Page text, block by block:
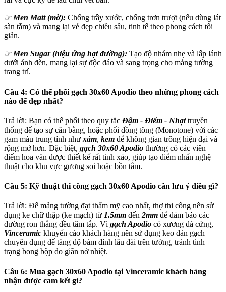
☞ Men Matt (mờ): Chống trầy xước, chống trơn trượt (nếu dùng lát
sàn tắm) và mang lại vẻ đẹp chiều sâu, tinh tế theo phong cách tối
giản.
☞ Men Sugar (hiệu ứng hạt đường): Tạo độ nhám nhẹ và lấp lánh
dưới ánh đèn, mang lại sự độc đáo và sang trọng cho mảng tường
trang trí.
Câu 4: Có thể phối gạch 30x60 Apodio theo những phong cách
nào để đẹp nhất?
Trả lời: Bạn có thể phối theo quy tắc Đậm - Điểm - Nhạt truyền
thống để tạo sự cân bằng, hoặc phối đồng tông (Monotone) với các
gam màu trung tính như xám, kem để không gian trông hiện đại và
rộng mở hơn. Đặc biệt, gạch 30x60 Apodio thường có các viên
điểm hoa văn được thiết kế rất tinh xảo, giúp tạo điểm nhấn nghệ
thuật cho khu vực gương soi hoặc bồn tắm.
Câu 5: Kỹ thuật thi công gạch 30x60 Apodio cần lưu ý điều gì?
Trả lời: Để mảng tường đạt thẩm mỹ cao nhất, thợ thi công nên sử
dụng ke chữ thập (ke mạch) từ 1.5mm đến2mm để đảm bảo các
đường ron thẳng đều tăm tắp. Vì gạch Apodio có xương đá cứng,
Vinceramic khuyến cáo khách hàng nên sử dụng keo dán gạch
chuyên dụng để tăng độ bám dính lâu dài trên tường, tránh tình
trạng bong bộp do giãn nở nhiệt.
Câu 6: Mua gạch 30x60 Apodio tại Vinceramic khách hàng
nhận được cam kết gì?